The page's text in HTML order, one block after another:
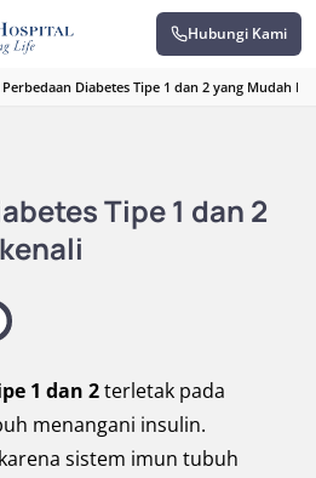
Hubungi Kami
Perbedaan Diabetes Tipe 1 dan 2 yang Mudah
Tipe 1 dan 2
1 dan 2terletak pada
menangani insulin.
sistem imun tubuh